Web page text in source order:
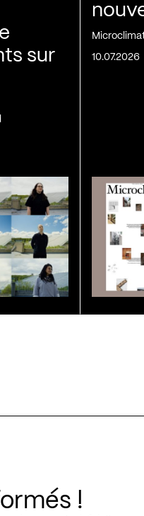
sur
10.07.2026
!